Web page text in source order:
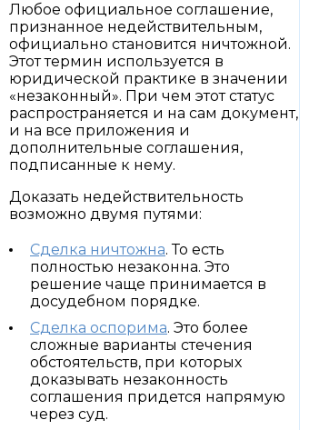
Любое официальное соглашение,
признанное недействительным,
официально становится ничтожной.
Этот термин используется в
юридической практике в значении
«незаконный». При чем этот статус
распространяется и на сам документ,
и на все приложения и
дополнительные соглашения,
подписанные к нему.
Доказать недействительность
возможно двумя путями:
Сделка ничтожна. То есть
полностью незаконна. Это
решение чаще принимается в
досудебном порядке.
Сделка оспорима. Это более
сложные варианты стечения
обстоятельств, при которых
доказывать незаконность
соглашения придется напрямую
через суд.